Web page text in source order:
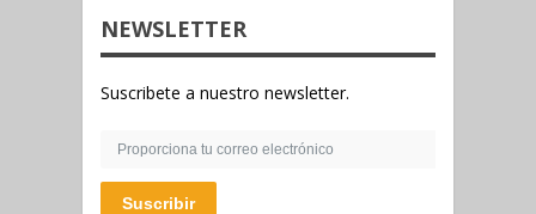
NEWSLETTER
Suscribete a nuestro newsletter.
Suscribir